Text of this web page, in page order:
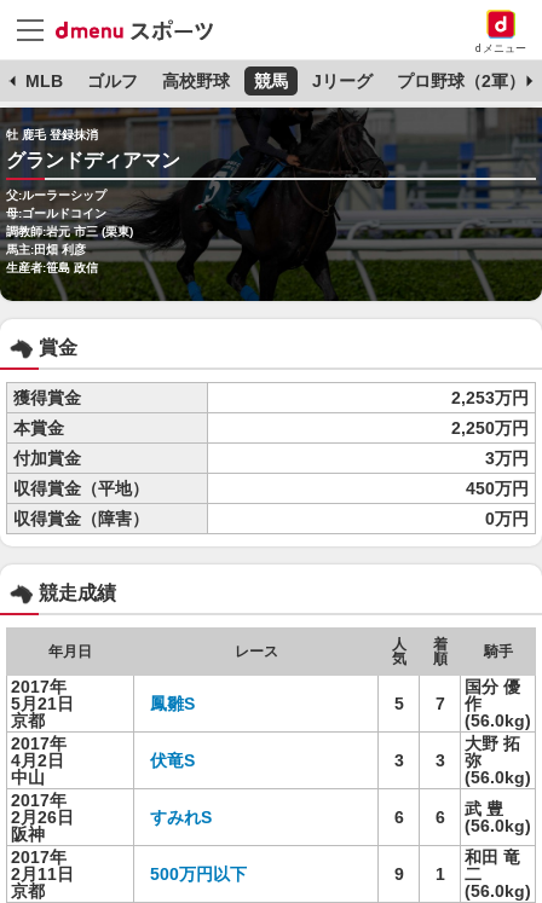
dメニュー
MLB ゴルフ 高校野球 競馬 Jリーグ プロ野球（2軍）
牡 鹿毛 登録抹消
グランドディアマン
父:ルーラーシップ
母:ゴールドコイン
調教師:岩元 市三 (栗東)
馬主:田畑 利彦
生産者:笹島 政信
賞金
獲得賞金
2,253万円
本賞金
2,250万円
付加賞金
3万円
収得賞金（平地）
450万円
収得賞金（障害）
0万円
競走成績
年月日 レース
人
気
着
順
騎手
2017年
5月21日
京都
鳳雛S 5 7
国分 優
作
(56.0kg)
2017年
4月2日
中山
伏竜S 3 3
大野 拓
弥
(56.0kg)
2017年
2月26日
阪神
すみれS 6 6
武 豊
(56.0kg)
2017年
2月11日
京都
500万円以下 9 1
和田 竜
二
(56.0kg)